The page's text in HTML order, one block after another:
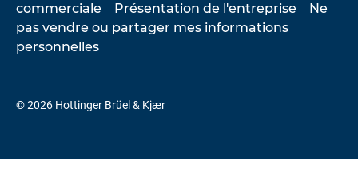
commerciale
Présentation de l'entreprise
Ne
pas vendre ou partager mes informations
personnelles
© 2026 Hottinger Brüel & Kjær